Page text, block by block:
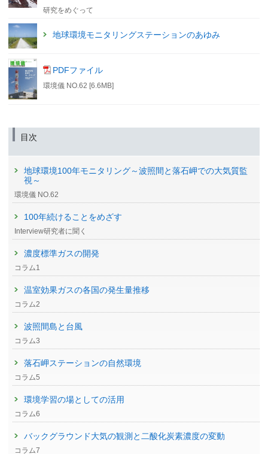
研究をめぐって
地球環境モニタリングステーションのあゆみ
PDFファイル
環境儀 NO.62 [6.6MB]
目次
地球環境100年モニタリング～波照間と落石岬での大気質監
視～
環境儀 NO.62
100年続けることをめざす
Interview研究者に聞く
濃度標準ガスの開発
コラム1
温室効果ガスの各国の発生量推移
コラム2
波照間島と台風
コラム3
落石岬ステーションの自然環境
コラム5
環境学習の場としての活用
コラム6
バックグラウンド大気の観測と二酸化炭素濃度の変動
コラム7